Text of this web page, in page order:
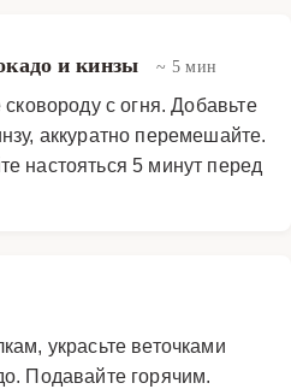
и кинзы ~ 5 мин
с огня. Добавьте
аккуратно перемешайте.
настояться 5 минут перед
украсьте веточками
Подавайте горячим.